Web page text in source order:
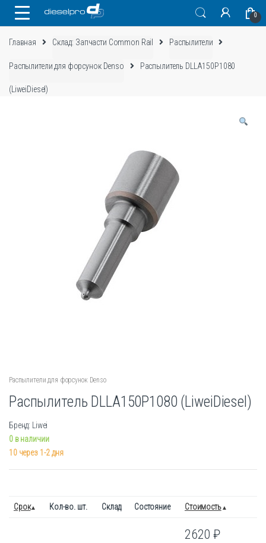
0
Главная Склад: Запчасти Common Rail Распылители
Распылители для форсунок Denso Распылитель DLLA150P1080
(LiweiDiesel)
Распылители для форсунок Denso
Распылитель DLLA150P1080 (LiweiDiesel)
Бренд: Liwei
0 в наличии
10 через 1-2 дня
Срок Кол-во. шт. Склад Состояние Стоимость
2620₽